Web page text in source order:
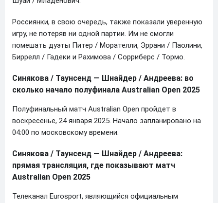
Россиянки, в свою очередь, также показали уверенную
игру, не потеряв ни одной партии. Им не смогли
помешать дуэты Питер / Морателли, Эррани / Паолини,
Биррелл / Гадеки и Рахимова / Сорриберс / Тормо.
Синякова / Таунсенд — Шнайдер / Андреева: во
сколько начало полуфинала Australian Open 2025
Полуфинальный матч Australian Open пройдет в
воскресенье, 24 января 2025. Начало запланировано на
04:00 по московскому времени.
Синякова / Таунсенд — Шнайдер / Андреева:
прямая трансляция, где показывают матч
Australian Open 2025
Телеканал Eurosport, являющийся официальным